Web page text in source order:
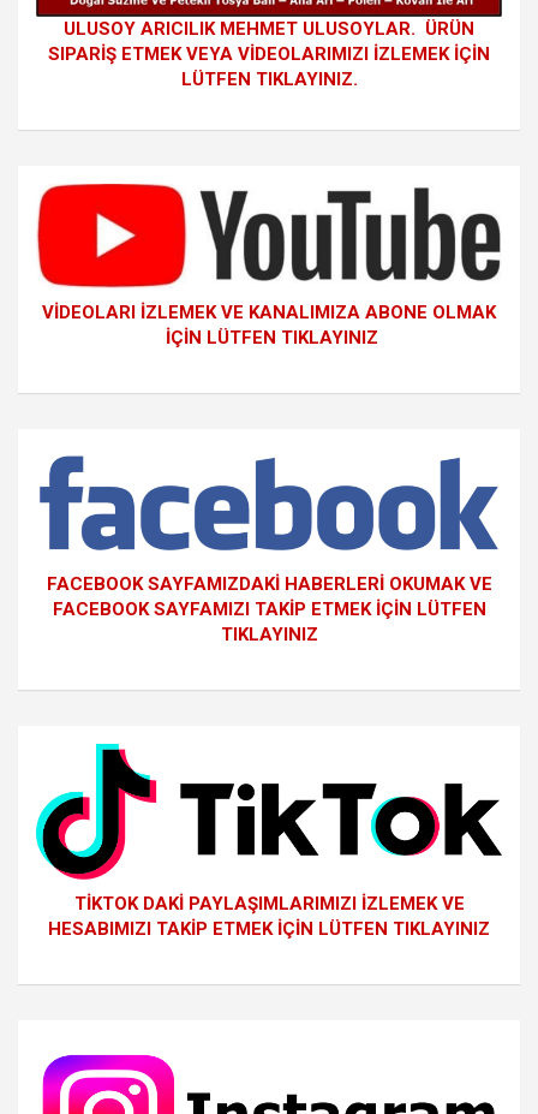
ULUSOY ARICILIK MEHMET ULUSOYLAR. ÜRÜN
SIPARİŞ ETMEK VEYA VİDEOLARIMIZI İZLEMEK İÇİN
LÜTFEN TIKLAYINIZ.
VİDEOLARI İZLEMEK VE KANALIMIZA ABONE OLMAK
İÇİN LÜTFEN TIKLAYINIZ
FACEBOOK SAYFAMIZDAKİ HABERLERİ OKUMAK VE
FACEBOOK SAYFAMIZI TAKİP ETMEK İÇİN LÜTFEN
TIKLAYINIZ
TİKTOK DAKİ PAYLAŞIMLARIMIZI İZLEMEK VE
HESABIMIZI TAKİP ETMEK İÇİN LÜTFEN TIKLAYINIZ